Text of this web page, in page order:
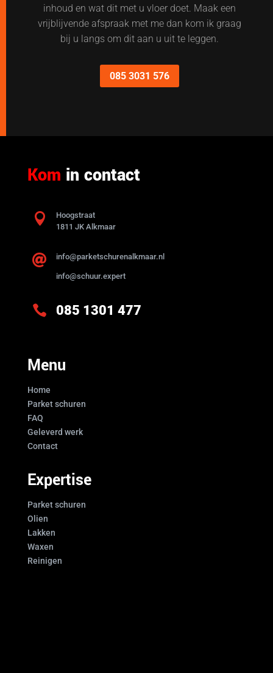
inhoud en wat dit met u vloer doet. Maak een
vrijblijvende afspraak met me dan kom ik graag
bij u langs om dit aan u uit te leggen.
085 3031 576
Kom in contact

Hoogstraat
1811 JK Alkmaar
 info@parketschurenalkmaar.nl
info@schuur.expert
 085 1301 477
Menu
Home
Parket schuren
FAQ
Geleverd werk
Contact
Expertise
Parket schuren
Olien
Lakken
Waxen
Reinigen